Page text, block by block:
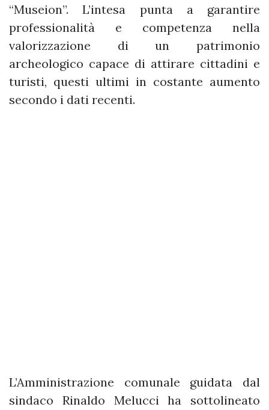
“Museion”. L’intesa punta a garantire
professionalità e competenza nella
valorizzazione di un patrimonio
archeologico capace di attirare cittadini e
turisti, questi ultimi in costante aumento
secondo i dati recenti.
L’Amministrazione comunale guidata dal
sindaco Rinaldo Melucci ha sottolineato